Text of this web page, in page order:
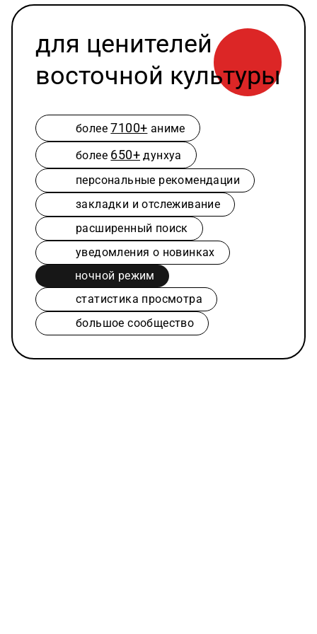
для ценителей
восточной культуры
более7100+ аниме
более 650+ дунхуа
персональные рекомендации
закладки и отслеживание
расширенный поиск
уведомления о новинках
ночной режим
статистика просмотра
большое сообщество